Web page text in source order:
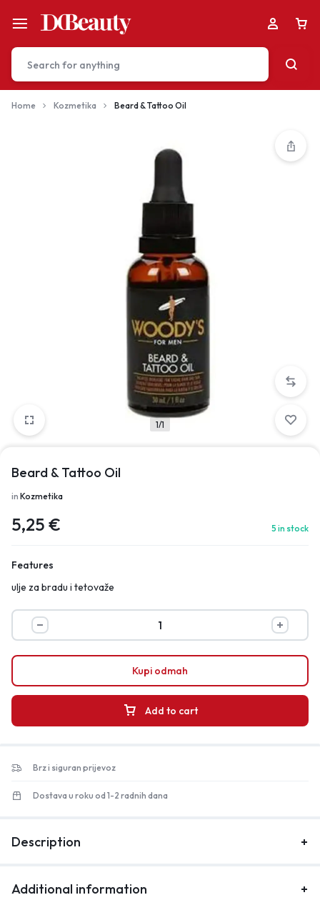
Your bag is empty
Don't miss out on great deals! Start shopping or
Sign in to view products added.
Shop What's New
Sign in
Home Kozmetika Beard & Tattoo Oil
1/1
Beard & Tattoo Oil
in Kozmetika
5,25 € 5 in stock
Features
ulje za bradu i tetovaže
Add to cart
Kupi odmah
Brz i siguran prijevoz
Dostava u roku od 1-2 radnih dana
Description
Additional information